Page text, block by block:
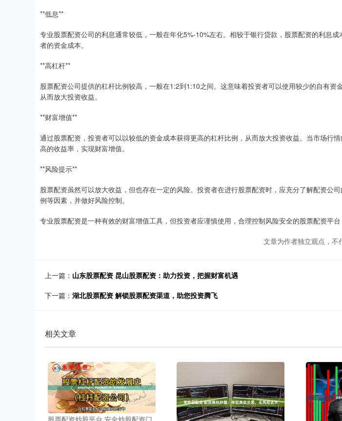
**低息**
专业股票配资公司的利息通常较低，一般在年化5%-10%左右。相较于银行贷款，股票配资的利息
者的资金成本。
**高杠杆**
股票配资公司提供的杠杆比例较高，一般在1:2到1:10之间。这意味着投资者可以使用较少的自有资
从而放大投资收益。
**财富增值**
通过股票配资，投资者可以以较低的资金成本获得更高的杠杆比例，从而放大投资收益。当市场行
高的收益率，实现财富增值。
**风险提示**
股票配资虽然可以放大收益，但也存在一定的风险。投资者在进行股票配资时，应充分了解配资公
例等因素，并做好风险控制。
专业股票配资是一种有效的财富增值工具，但投资者应谨慎使用，合理控制风险安全的股票配资平台
文章为作者独立观点，不
上一篇： 山东股票配资 昆山股票配资：助力投资，把握财富机遇
下一篇： 湖北股票配资 解锁股票配资渠道，助您投资腾飞
相关文章
股票配资炒股平台 安全炒股配资门